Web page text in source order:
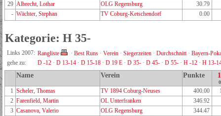
29 Albrecht, Lothar OLG Regensburg
30.79
- Wächter, Stephan TV Coburg-Ketschendorf 0.00
Kategorie: H 35-
Links 2007: Rangliste · Best Runs · Verein · Siegerzeiten · Durchschnitt· Bayern-
gehe zu:
D -12 · D 13-14 · D 15-18 · D 19 E · D 35- · D 45- · D 55- · H -12 · H 13-
Name Verein Punkte
1 Scheler, Thomas TV 1894 Coburg-Neuses 400.00
2 Farenfield, Martin OL Unterfranken
346.92
3 Casanova, Valerio OLG Regensburg
344.47